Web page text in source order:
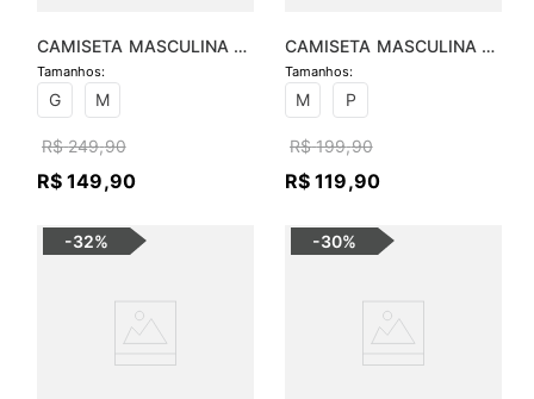
CAMISETA MASCULINA
GOLA POLO PIQUET
G
M
R$ 249,90
R$ 149,90
CAMISETA MASCULINA
MALHA BICOLOR SILK
M
P
R$ 199,90
R$ 119,90
-32% -30%